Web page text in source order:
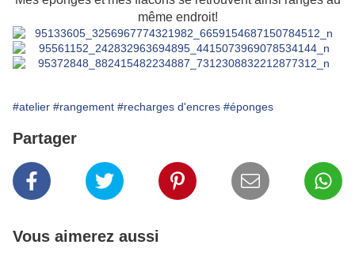
même endroit!
#atelier #rangement #recharges d'encres #éponges
Partager
Vous aimerez aussi